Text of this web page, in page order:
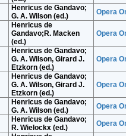
Henricus de Gandavo;
G. A. Wilson (ed.)
Opera
Henricus de
Gandavo;R. Macken
(ed.)
Opera
Henricus de Gandavo;
G. A. Wilson, Girard J.
Etzkorn (ed.)
Opera
Henricus de Gandavo;
G. A. Wilson, Girard J.
Etzkorn (ed.)
Opera
Henricus de Gandavo;
G. A. Wilson (ed.)
Opera
Henricus de Gandavo;
R. Wielockx (ed.)
Opera